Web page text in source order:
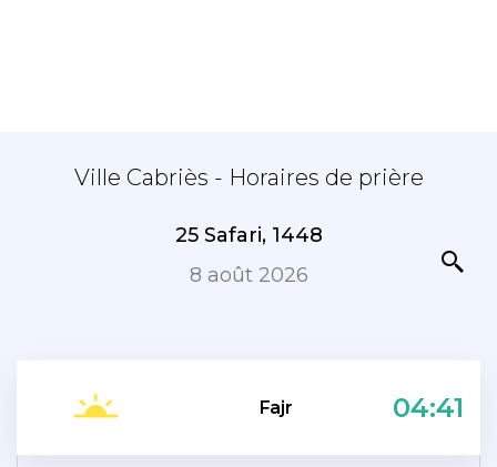
Ville Cabriès - Horaires de prière
25 Safari, 1448
8 août 2026
Fajr 04:41